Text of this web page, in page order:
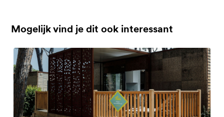
Mogelijk vind je dit ook interessant